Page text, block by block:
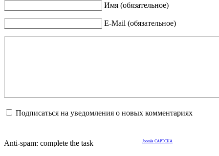
Имя (обязательное)
E-Mail (обязательное)
Подписаться на уведомления о новых комментариях
Anti-spam: complete the task Joomla CAPTCHA